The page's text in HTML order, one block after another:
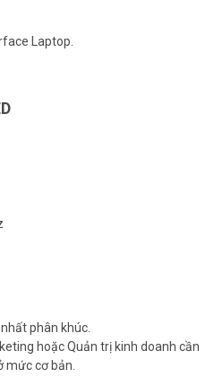
Laptop.
phân khúc.
hoặc Quản trị kinh doanh cần
mức cơ bản.